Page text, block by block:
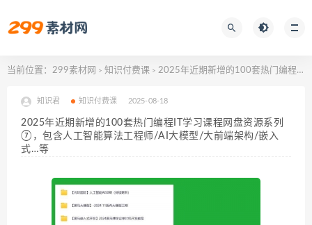
当前位置： 299素材网 > 知识付费课 > 2025年近期新增的100套热门编程IT学习课程网盘资源系列⑦，包含人工智能算法工程师/AI大模型/大前端架构/嵌入式…等
知识君 知识付费课 2025-08-18
2025年近期新增的100套热门编程IT学习课程网盘资源系列
⑦，包含人工智能算法工程师/AI大模型/大前端架构/嵌入
式…等